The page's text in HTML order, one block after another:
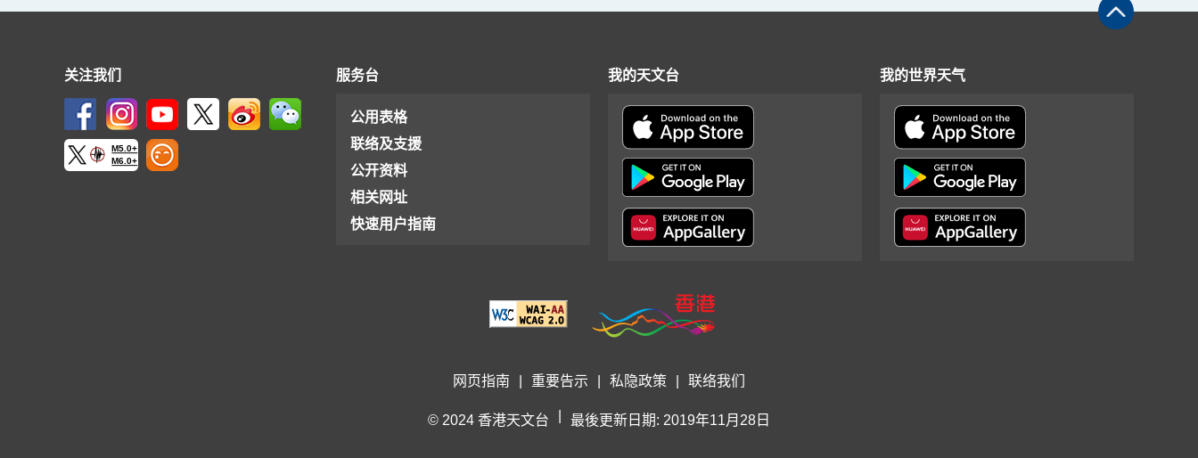
关注我们
M5.0+
M6.0+
服务台
公用表格
联络及支援
公开资料
相关网址
快速用户指南
我的天文台 我的世界天气
网页指南 重要告示 私隐政策 联络我们
© 2024 香港天文台 最後更新日期: 2019年11月28日